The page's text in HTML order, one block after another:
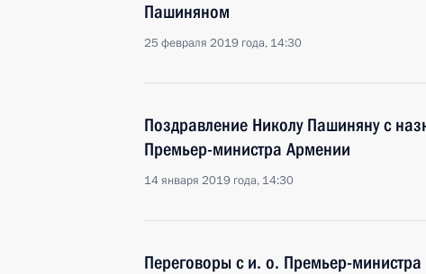
Пашиняном
25 февраля 2019 года, 14:30
Поздравление Николу Пашиняну с
Премьер-министра Армении
14 января 2019 года, 14:30
Переговоры с и. о. Премьер-